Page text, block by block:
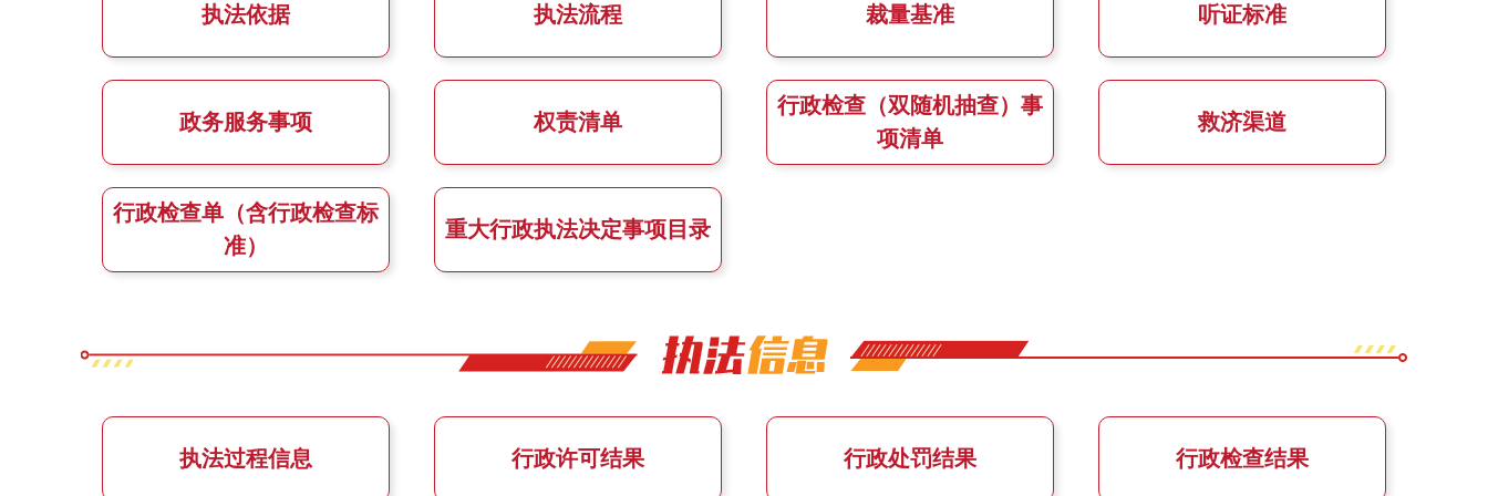
执法依据 执法流程 裁量基准 听证标准
政务服务事项 权责清单
行政检查（双随机抽查）事
项清单
救济渠道
行政检查单（含行政检查标
准）
重大行政执法决定事项目录
执法过程信息 行政许可结果 行政处罚结果 行政检查结果